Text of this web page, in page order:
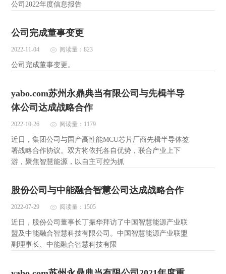
公司2022年度信息报告
公司完成董事变更
2022-11-04 阅读量：823
公司完成董事变更。
yabo.com苏州永鼎典当有限公司与先楫半导
体公司达成战略合作
2022-10-26 阅读量：1179
近日，集团公司与国产高性能MCU芯片厂商先楫半导体签
署战略合作协议。双方将依托各自优势，联合产业上下
游，聚焦智慧能源，以自主可控为抓
股份公司与中能融合智慧公司达成战略合作
2022-07-29 阅读量：1505
近日，股份公司董事长丁振华拜访了中国智慧能源产业联
盟及中能融合智慧科技有限公司。中国智慧能源产业联盟
副理事长、中能融合智慧科技有限